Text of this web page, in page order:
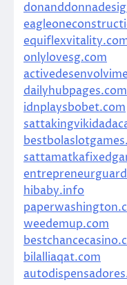
onlylovesg.com
dailyhubpages.com
idnplaysbobet.com
hibaby.info
weedemup.com
bilalliaqat.com